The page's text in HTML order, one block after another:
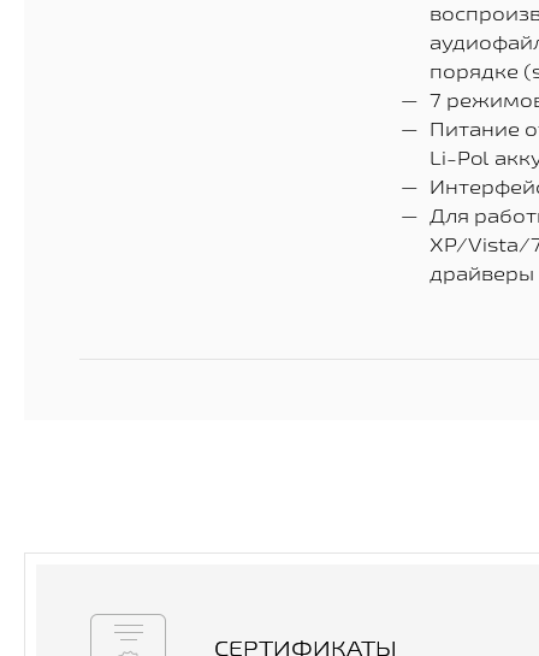
порядке
7
Питание
Li-Pol
Для
XP/Vista/
драйверы
СЕРТИФИКАТЫ